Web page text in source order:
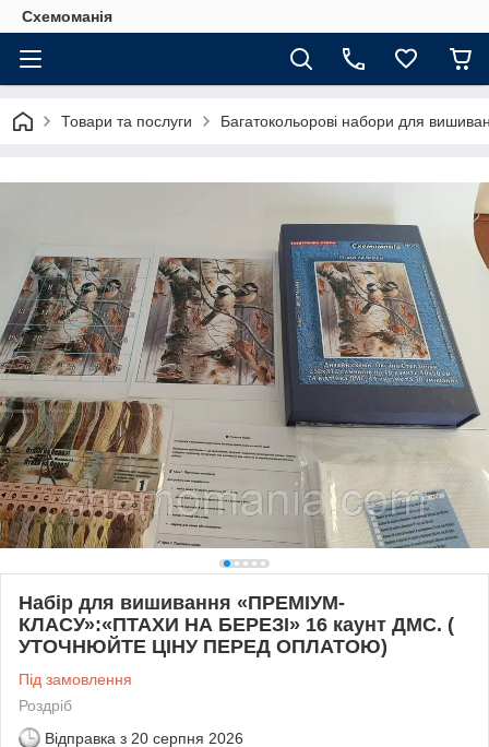
Схемоманія
Товари та послуги Багатокольорові набори для
Набір для вишивання «ПРЕМІУМ-
КЛАСУ»:«ПТАХИ НА БЕРЕЗІ» 16 каунт ДМС. (
УТОЧНЮЙТЕ ЦІНУ ПЕРЕД ОПЛАТОЮ)
Під замовлення
Роздріб
Відправка з 20 серпня 2026